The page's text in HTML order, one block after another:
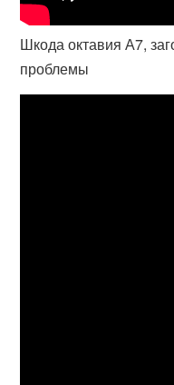
Шкода октавия А7,
проблемы